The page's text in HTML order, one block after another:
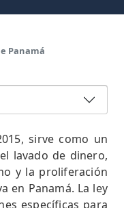
Panamá
sirve como un
lavado de dinero,
y la proliferación
en Panamá. La ley
específicas para